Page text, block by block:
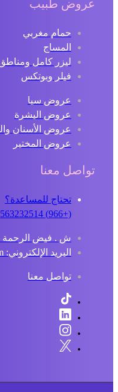
عروض طبيب
حمام مغربي
المساج
ليزر كامل ومناطق
فيلر وبوتكس
عروض سبا
عروض البشرة
عروض الأسنان واللثة
عروض المختبر
تواصل معنا
تحتاج للمساعدة؟
ش . فيض الرحمة - جدة
البريد الإلكتروني: help@tabibgroupapp.com
تواصل معنا